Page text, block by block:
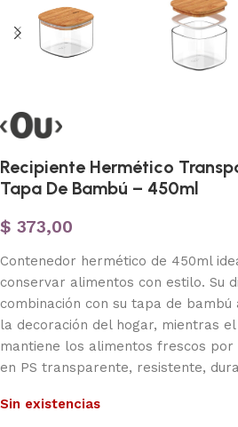
Recipiente Hermético
Tapa De Bambú – 450ml
$ 373,00
Contenedor hermético de 450ml
conservar alimentos con estilo. Su
combinación con su tapa de
la decoración del hogar, mientras
mantiene los alimentos frescos por
en PS transparente, resistente,
Sin existencias